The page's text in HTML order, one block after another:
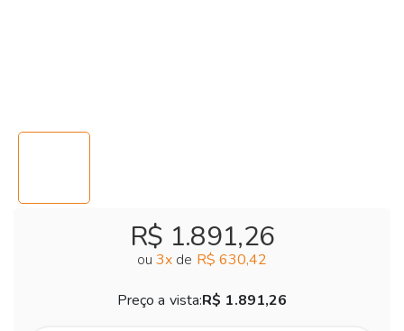
R$ 1.891,26
ou 3x de R$ 630,42
Preço a vista:R$ 1.891,26